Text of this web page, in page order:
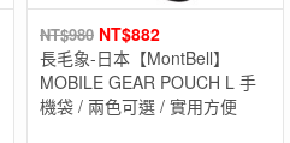
NT$980 NT$882
長毛象-日本【MontBell】
MOBILE GEAR POUCH L 手
機袋 / 兩色可選 / 實用方便